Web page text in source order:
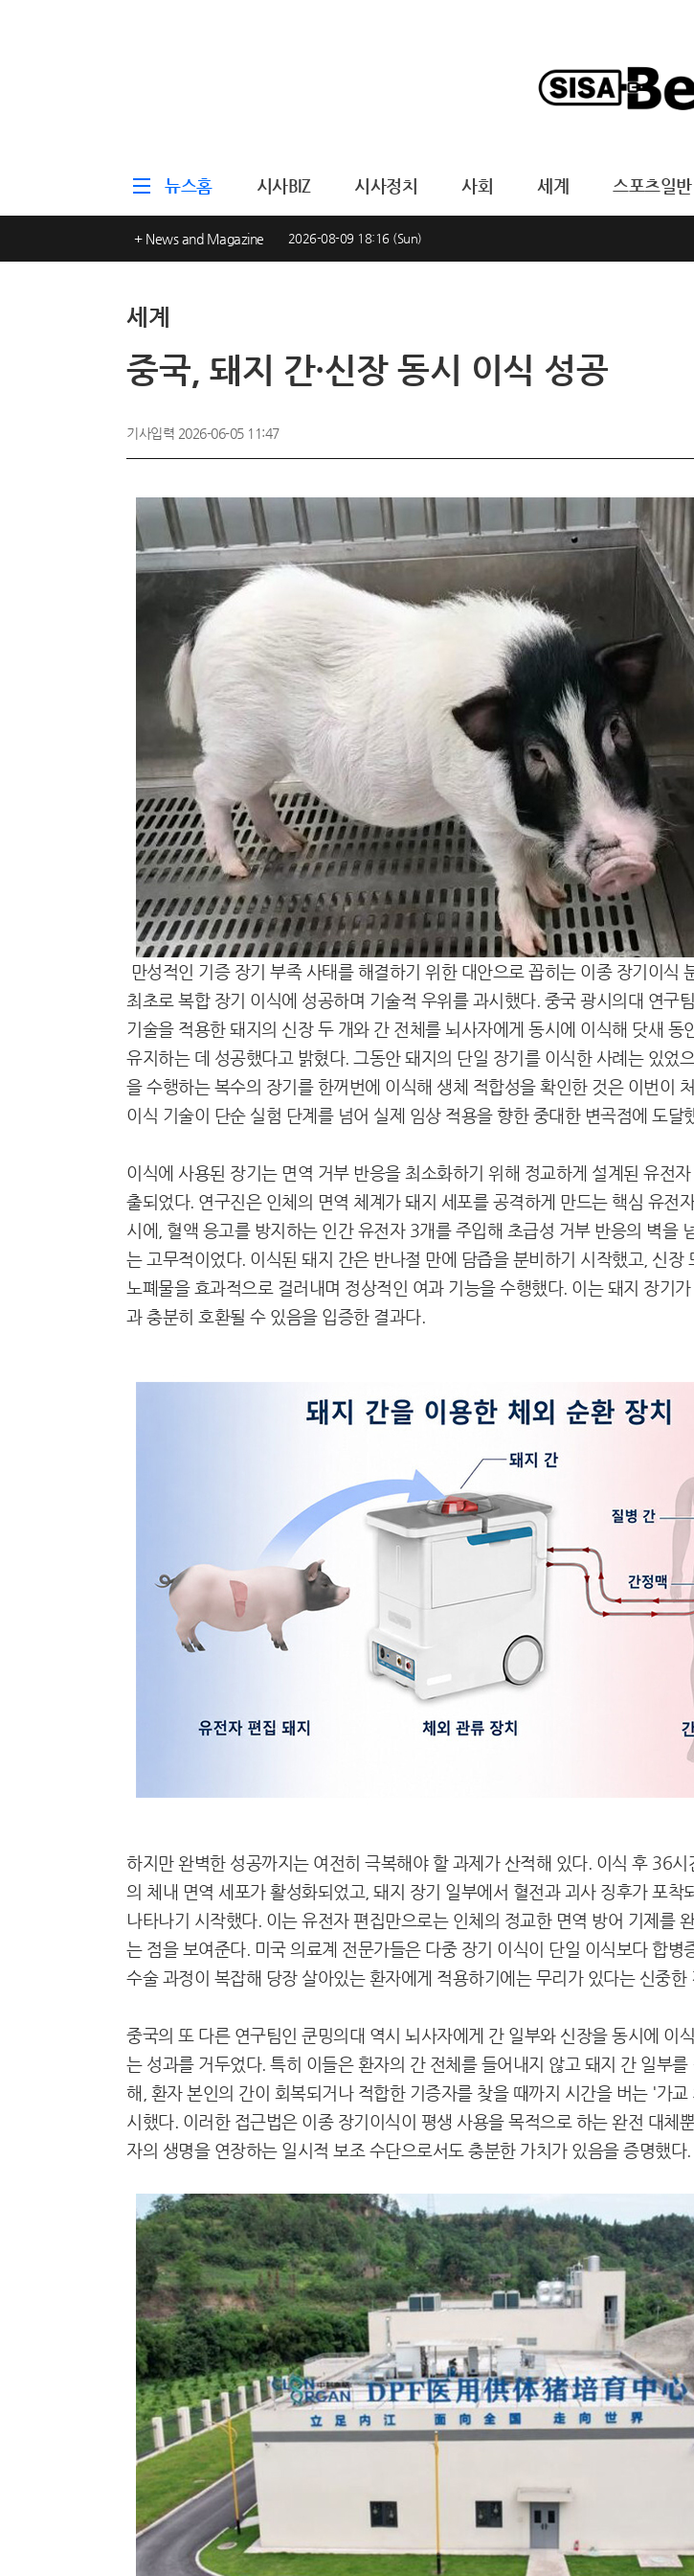
뉴스홈 시사BIZ 시사정치 사회 세계 스포츠일반
+ News and Magazine 2026-08-09 18:16 (Sun)
세계
중국, 돼지 간·신장 동시 이식 성공
기사입력 2026-06-05 11:47
만성적인 기증 장기 부족 사태를 해결하기 위한 대안으로 꼽히는 이종 장기이식
최초로 복합 장기 이식에 성공하며 기술적 우위를 과시했다. 중국 광시의대 연구
기술을 적용한 돼지의 신장 두 개와 간 전체를 뇌사자에게 동시에 이식해 닷새 동
유지하는 데 성공했다고 밝혔다. 그동안 돼지의 단일 장기를 이식한 사례는 있었
을 수행하는 복수의 장기를 한꺼번에 이식해 생체 적합성을 확인한 것은 이번이
이식 기술이 단순 실험 단계를 넘어 실제 임상 적용을 향한 중대한 변곡점에 도달
이식에 사용된 장기는 면역 거부 반응을 최소화하기 위해 정교하게 설계된 유전
출되었다. 연구진은 인체의 면역 체계가 돼지 세포를 공격하게 만드는 핵심 유전
시에, 혈액 응고를 방지하는 인간 유전자 3개를 주입해 초급성 거부 반응의 벽을
는 고무적이었다. 이식된 돼지 간은 반나절 만에 담즙을 분비하기 시작했고, 신장
노폐물을 효과적으로 걸러내며 정상적인 여과 기능을 수행했다. 이는 돼지 장기
과 충분히 호환될 수 있음을 입증한 결과다.
하지만 완벽한 성공까지는 여전히 극복해야 할 과제가 산적해 있다. 이식 후 36시
의 체내 면역 세포가 활성화되었고, 돼지 장기 일부에서 혈전과 괴사 징후가 포착
나타나기 시작했다. 이는 유전자 편집만으로는 인체의 정교한 면역 방어 기제를
는 점을 보여준다. 미국 의료계 전문가들은 다중 장기 이식이 단일 이식보다 합병
수술 과정이 복잡해 당장 살아있는 환자에게 적용하기에는 무리가 있다는 신중한
중국의 또 다른 연구팀인 쿤밍의대 역시 뇌사자에게 간 일부와 신장을 동시에 이
는 성과를 거두었다. 특히 이들은 환자의 간 전체를 들어내지 않고 돼지 간 일부를
해, 환자 본인의 간이 회복되거나 적합한 기증자를 찾을 때까지 시간을 버는 '가교
시했다. 이러한 접근법은 이종 장기이식이 평생 사용을 목적으로 하는 완전 대체
자의 생명을 연장하는 일시적 보조 수단으로서도 충분한 가치가 있음을 증명했다.